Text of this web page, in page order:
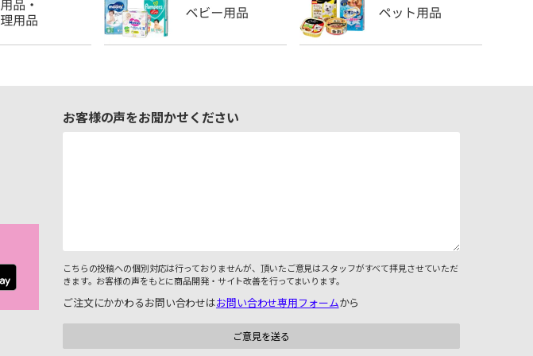
お客様の声をお聞かせください
こちらの投稿への個別対応は行っておりませんが、頂いたご意見はスタッフがすべて拝見させていただ
きます。お客様の声をもとに商品開発・サイト改善を行ってまいります。
ご注文にかかわるお問い合わせはお問い合わせ専用フォームから